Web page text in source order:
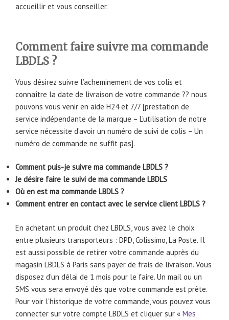
accueillir et vous conseiller.
Comment faire suivre ma commande
LBDLS ?
Vous désirez suivre l’acheminement de vos colis et
connaître la date de livraison de votre commande ?? nous
pouvons vous venir en aide H24 et 7/7 [prestation de
service indépendante de la marque – L’utilisation de notre
service nécessite d’avoir un numéro de suivi de colis – Un
numéro de commande ne suffit pas].
Comment puis-je suivre ma commande LBDLS ?
Je désire faire le suivi de ma commande LBDLS
Où en est ma commande LBDLS ?
Comment entrer en contact avec le service client LBDLS ?
En achetant un produit chez LBDLS, vous avez le choix
entre plusieurs transporteurs : DPD, Colissimo, La Poste. Il
est aussi possible de retirer votre commande auprès du
magasin LBDLS à Paris sans payer de frais de livraison. Vous
disposez d’un délai de 1 mois pour le faire. Un mail ou un
SMS vous sera envoyé dès que votre commande est prête.
Pour voir l’historique de votre commande, vous pouvez vous
connecter sur votre compte LBDLS et cliquer sur « Mes